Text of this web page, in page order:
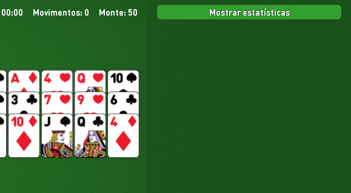
Movimentos: 0 Monte: 50 Mostrar estatísticas